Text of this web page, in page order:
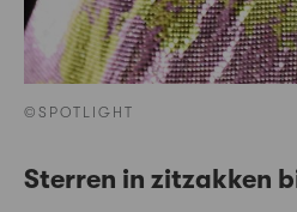
©SPOTLIGHT
Sterren in zitzakken